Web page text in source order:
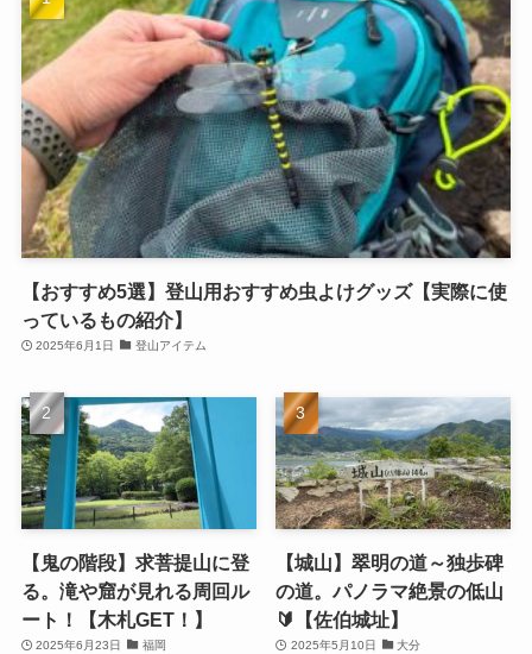
【おすすめ5選】登山用おすすめ虫よけグッズ【実際に使
っているもの紹介】
2025年6月1日 登山アイテム
【鬼の階段】求菩提山に登
る。滝や窟が見れる周回ル
ート！【木札GET！】
2025年6月23日 福岡
【城山】翠明の道～独歩碑
の道。パノラマ絶景の低山
🔰【佐伯城址】
2025年5月10日 大分